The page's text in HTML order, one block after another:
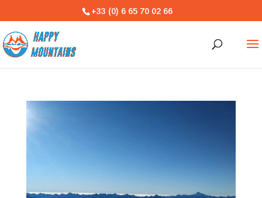
+33 (0) 6 65 70 02 66